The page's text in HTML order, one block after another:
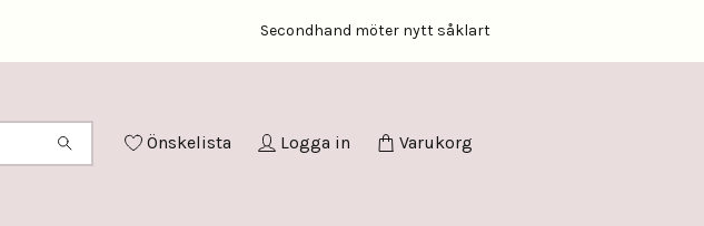
Secondhand möter nytt såklart
Önskelista Logga in Varukorg